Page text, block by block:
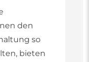
den
so
bieten